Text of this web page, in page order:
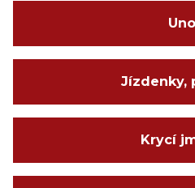
Uno
Jízdenky,
Krycí